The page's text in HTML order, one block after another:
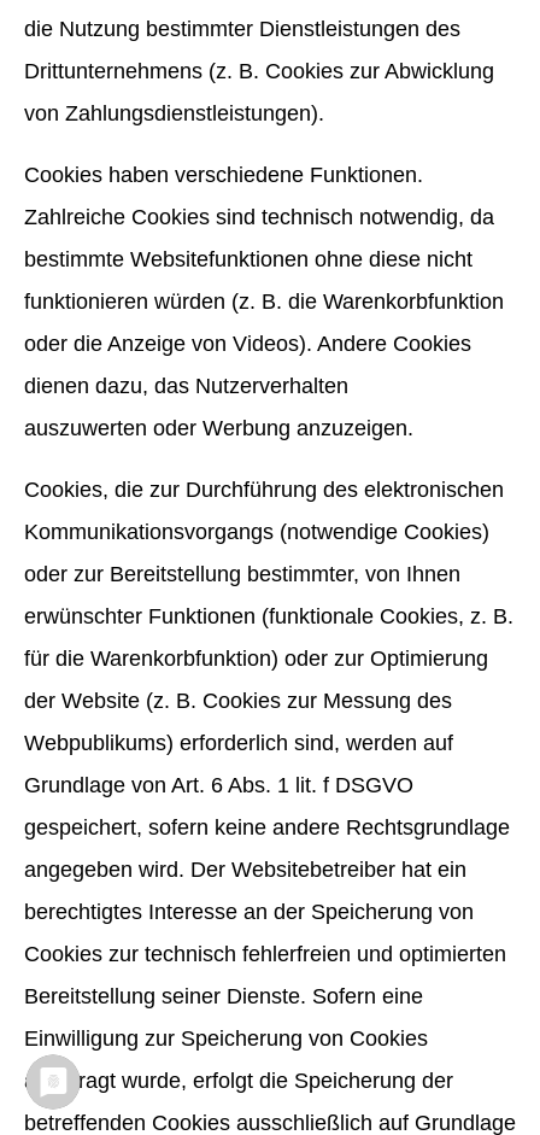
die Nutzung bestimmter Dienstleistungen des
Drittunternehmens (z. B. Cookies zur Abwicklung
von Zahlungsdienstleistungen).
Cookies haben verschiedene Funktionen.
Zahlreiche Cookies sind technisch notwendig, da
bestimmte Websitefunktionen ohne diese nicht
funktionieren würden (z. B. die Warenkorbfunktion
oder die Anzeige von Videos). Andere Cookies
dienen dazu, das Nutzerverhalten
auszuwerten oder Werbung anzuzeigen.
Cookies, die zur Durchführung des elektronischen
Kommunikationsvorgangs (notwendige Cookies)
oder zur Bereitstellung bestimmter, von Ihnen
erwünschter Funktionen (funktionale Cookies, z. B.
für die Warenkorbfunktion) oder zur Optimierung
der Website (z. B. Cookies zur Messung des
Webpublikums) erforderlich sind, werden auf
Grundlage von Art. 6 Abs. 1 lit. f DSGVO
gespeichert, sofern keine andere Rechtsgrundlage
angegeben wird. Der Websitebetreiber hat ein
berechtigtes Interesse an der Speicherung von
Cookies zur technisch fehlerfreien und optimierten
Bereitstellung seiner Dienste. Sofern eine
Einwilligung zur Speicherung von Cookies
abgefragt wurde, erfolgt die Speicherung der
betreffenden Cookies ausschließlich auf Grundlage